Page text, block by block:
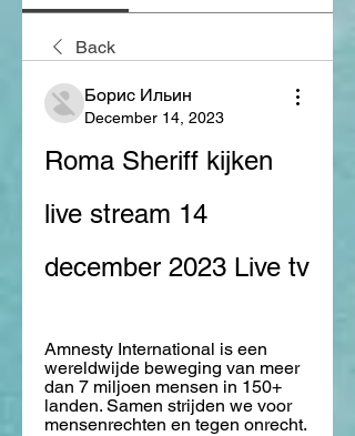
Back
Борис Ильин
December 14, 2023
Roma Sheriff kijken
live stream 14
december 2023 Live tv
Amnesty International is een
wereldwijde beweging van meer
dan 7 miljoen mensen in 150+
landen. Samen strijden we voor
mensenrechten en tegen onrecht.